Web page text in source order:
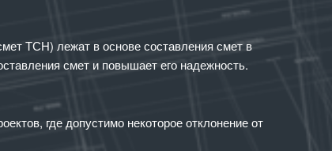
ТСН) лежат в основе составления смет в
смет и повышает его надежность.
где допустимо некоторое отклонение от